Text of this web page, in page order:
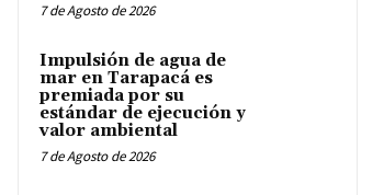
7 de Agosto de 2026
Impulsión de agua de
mar en Tarapacá es
premiada por su
estándar de ejecución y
valor ambiental
7 de Agosto de 2026